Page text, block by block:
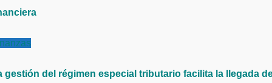
gestión del régimen especial tributario facilita la llegada